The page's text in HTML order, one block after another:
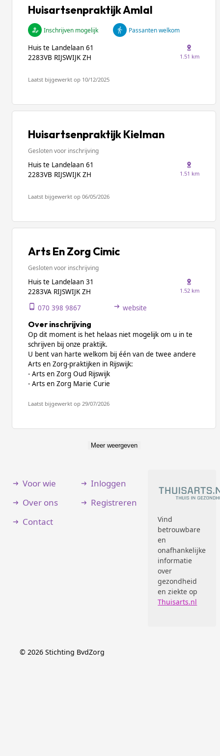
Huisartsenpraktijk Amlal
Inschrijven mogelijk Passanten welkom
Huis te Landelaan 61
2283VB RIJSWIJK ZH
1.51 km
Laatst bijgewerkt op 10/12/2025
Huisartsenpraktijk Kielman
Gesloten voor inschrijving
Huis te Landelaan 61
2283VB RIJSWIJK ZH
1.51 km
Laatst bijgewerkt op 06/05/2026
Arts En Zorg Cimic
Gesloten voor inschrijving
Huis te Landelaan 31
2283VA RIJSWIJK ZH
1.52 km
070 398 9867 website
Over inschrijving
Op dit moment is het helaas niet mogelijk om u in te
schrijven bij onze praktijk.
U bent van harte welkom bij één van de twee andere
Arts en Zorg-praktijken in Rijswijk:
- Arts en Zorg Oud Rijswijk
- Arts en Zorg Marie Curie
Laatst bijgewerkt op 29/07/2026
Meer weergeven
Voor wie
Over ons
Contact
Inloggen
Registreren
Vind
betrouwbare
en
onafhankelijke
informatie
over
gezondheid
en ziekte op
Thuisarts.nl
© 2026 Stichting BvdZorg